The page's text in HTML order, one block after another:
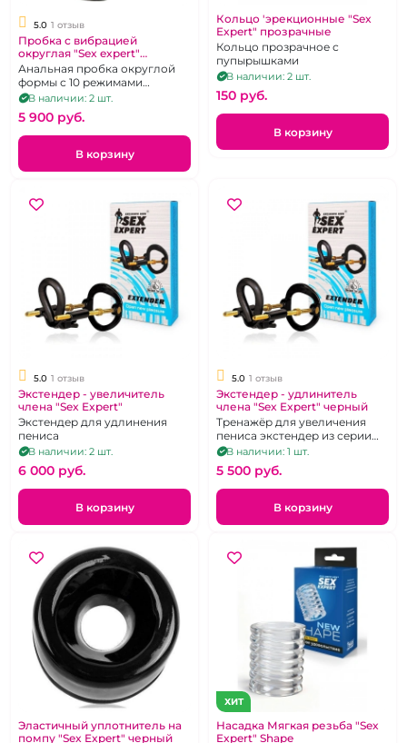
5.0 1 отзыв
Пробка с вибрацией
округлая "Sex expert"
Premium
Анальная пробка округлой
формы с 10 режимами
вибрации
В наличии: 2 шт.
5 900 pуб.
В корзину
Кольцо 'эрекционные "Sex
Expert" прозрачные
Кольцо прозрачное с
пупырышками
В наличии: 2 шт.
150 pуб.
В корзину
5.0 1 отзыв
Экстендер - увеличитель
члена "Sex Expert"
Экстендер для удлинения
пениса
В наличии: 2 шт.
6 000 pуб.
В корзину
5.0 1 отзыв
Экстендер - удлинитель
члена "Sex Expert" черный
Тренажёр для увеличения
пениса экстендер из серии
«Sex Expert», цвет чёрный.
В наличии: 1 шт.
5 500 pуб.
В корзину
Эластичный уплотнитель на
помпу "Sex Expert" черный
ХИТ
Насадка Мягкая резьба "Sex
Expert" Shape